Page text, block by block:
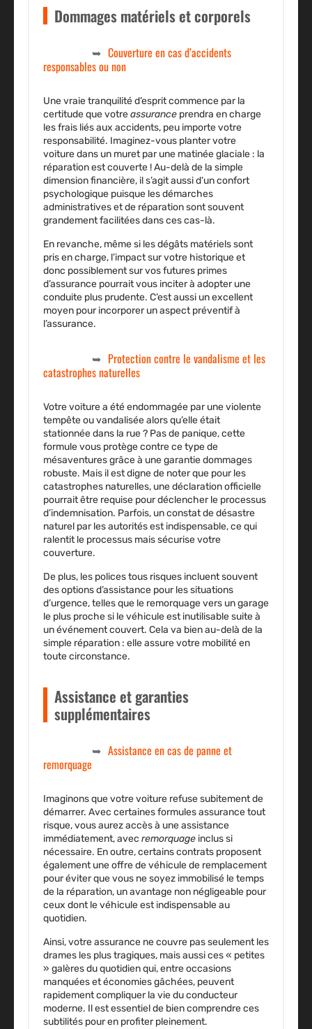
Dommages matériels et corporels
Couverture en cas d’accidents
responsables ou non
Une vraie tranquilité d’esprit commence par la
certitude que votreassurance prendra en charge
les frais liés aux accidents, peu importe votre
responsabilité. Imaginez-vous planter votre
voiture dans un muret par une matinée glaciale : la
réparation est couverte ! Au-delà de la simple
dimension financière, il s’agit aussi d’un confort
psychologique puisque les démarches
administratives et de réparation sont souvent
grandement facilitées dans ces cas-là.
En revanche, même si les dégâts matériels sont
pris en charge, l’impact sur votre historique et
donc possiblement sur vos futures primes
d’assurance pourrait vous inciter à adopter une
conduite plus prudente. C’est aussi un excellent
moyen pour incorporer un aspect préventif à
l’assurance.
Protection contre le vandalisme et les
catastrophes naturelles
Votre voiture a été endommagée par une violente
tempête ou vandalisée alors qu’elle était
stationnée dans la rue ? Pas de panique, cette
formule vous protège contre ce type de
mésaventures grâce à unegarantie dommages
robuste. Mais il est digne de noter que pour les
catastrophes naturelles, une déclaration officielle
pourrait être requise pour déclencher le processus
d’indemnisation. Parfois, un constat de désastre
naturel par les autorités est indispensable, ce qui
ralentit le processus mais sécurise votre
couverture.
De plus, les polices tous risques incluent souvent
des options d’assistance pour les situations
d’urgence, telles que le remorquage vers un garage
le plus proche si le véhicule est inutilisable suite à
un événement couvert. Cela va bien au-delà de la
simple réparation : elle assure votre mobilité en
toute circonstance.
Assistance et garanties
supplémentaires
Assistance en cas de panne et
remorquage
Imaginons que votre voiture refuse subitement de
démarrer. Avec certainesformules assurancetout
risque, vous aurez accès à une assistance
immédiatement, avec remorquage inclus si
nécessaire. En outre, certains contrats proposent
également une offre de véhicule de remplacement
pour éviter que vous ne soyez immobilisé le temps
de la réparation, un avantage non négligeable pour
ceux dont le véhicule est indispensable au
quotidien.
Ainsi, votre assurance ne couvre pas seulement les
drames les plus tragiques, mais aussi ces « petites
» galères du quotidien qui, entre occasions
manquées et économies gâchées, peuvent
rapidement compliquer la vie du conducteur
moderne. Il est essentiel de bien comprendre ces
subtilités pour en profiter pleinement.